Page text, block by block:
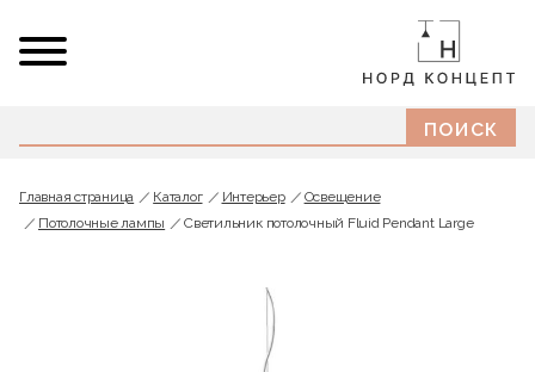
Главная страница Каталог Интерьер
Освещение
Потолочные лампы
Светильник потолочный Fluid Pendant Large